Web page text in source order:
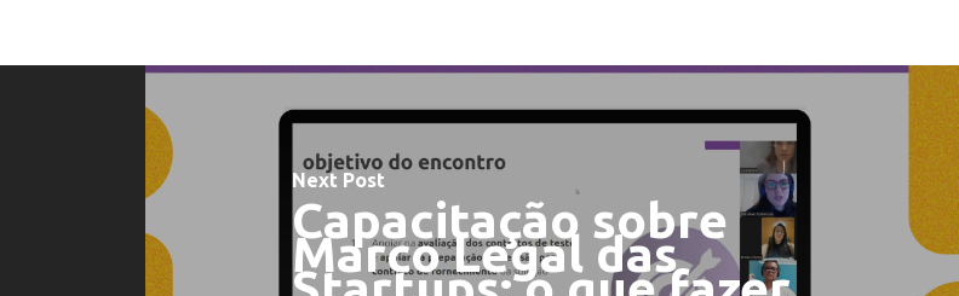
Next Post
Capacitação sobre
Marco Legal das